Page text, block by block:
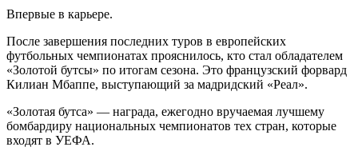
Впервые в карьере.
После завершения последних туров в европейских
футбольных чемпионатах прояснилось, кто стал обладателем
«Золотой бутсы» по итогам сезона. Это французский форвард
Килиан Мбаппе, выступающий за мадридский «Реал».
«Золотая бутса» — награда, ежегодно вручаемая лучшему
бомбардиру национальных чемпионатов тех стран, которые
входят в УЕФА.